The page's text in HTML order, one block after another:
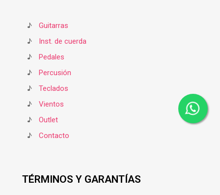
♪
Guitarras
♪
Inst. de cuerda
♪
Pedales
♪
Percusión
♪
Teclados
♪
Vientos
♪
Outlet
♪
Contacto
TÉRMINOS Y GARANTÍAS